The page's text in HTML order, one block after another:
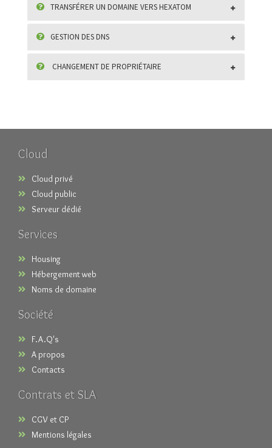
TRANSFÉRER UN DOMAINE VERS HEXATOM
GESTION DES DNS
CHANGEMENT DE PROPRIÉTAIRE
Cloud
Cloud privé
Cloud public
Serveur dédié
Services
Housing
Hébergement web
Noms de domaine
Société
F.A.Q's
A propos
Contacts
Contrats et SLA
CGV et CP
Mentions légales